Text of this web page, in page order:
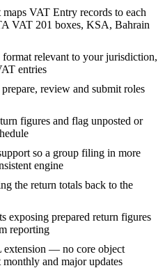
VAT Entry records to each
VAT 201 boxes, KSA, Bahrain
relevant to your jurisdiction,
entries
prepare, review and submit roles
figures and flag unposted or
so a group filing in more
engine
the return totals back to the
exposing prepared return figures
reporting
extension — no core object
and major updates